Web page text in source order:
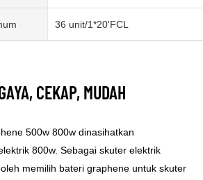
36 unit/1*20'FCL
CEKAP, MUDAH
500w 800w dinasihatkan
800w. Sebagai skuter elektrik
memilih bateri graphene untuk skuter